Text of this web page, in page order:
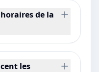
de la
les